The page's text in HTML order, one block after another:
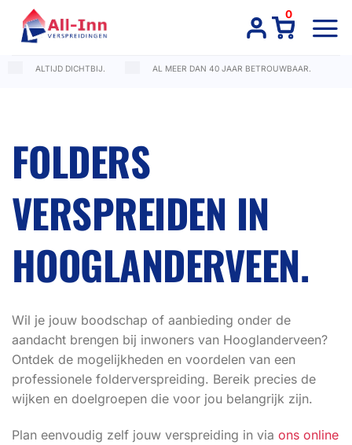
naar
0
ALTIJD DICHTBIJ. AL MEER DAN 40 JAAR BETROUWBAAR.
FOLDERS
VERSPREIDEN IN
HOOGLANDERVEEN.
Wil je jouw boodschap of aanbieding onder de
aandacht brengen bij inwoners van Hooglanderveen?
Ontdek de mogelijkheden en voordelen van een
professionele folderverspreiding. Bereik precies de
wijken en doelgroepen die voor jou belangrijk zijn.
Plan eenvoudig zelf jouw verspreiding in via ons online